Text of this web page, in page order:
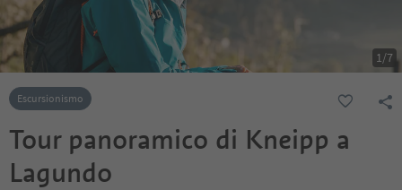
1/7
Escursionismo
Tour panoramico di Kneipp a
Lagundo